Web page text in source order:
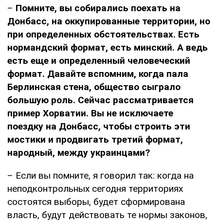
– Помните, вы собирались поехать на
Донбасс, на оккупированные территории, но
при определенных обстоятельствах. Есть
нормандский формат, есть минский. А ведь
есть еще и определенный человеческий
формат. Давайте вспомним, когда пала
Берлинская стена, общество сыграло
большую роль. Сейчас рассматривается
пример Хорватии. Вы не исключаете
поездку на Донбасс, чтобы строить эти
мостики и продвигать третий формат,
народный, между украинцами?
– Если вы помните, я говорил так: когда на
неподконтрольных сегодня территориях
состоятся выборы, будет сформирована
власть, будут действовать те нормы законов,